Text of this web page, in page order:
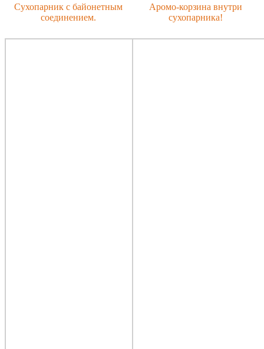
Сухопарник с байонетным
соединением.
Аромо-корзина внутри
сухопарника!